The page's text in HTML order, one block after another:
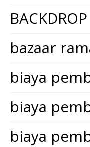
bazaar
biaya
biaya
biaya